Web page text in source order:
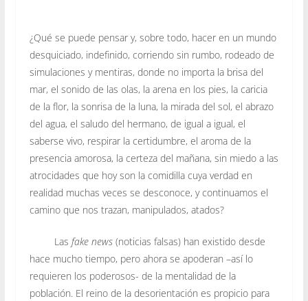
¿Qué se puede pensar y, sobre todo, hacer en un mundo
desquiciado, indefinido, corriendo sin rumbo, rodeado de
simulaciones y mentiras, donde no importa la brisa del
mar, el sonido de las olas, la arena en los pies, la caricia
de la flor, la sonrisa de la luna, la mirada del sol, el abrazo
del agua, el saludo del hermano, de igual a igual, el
saberse vivo, respirar la certidumbre, el aroma de la
presencia amorosa, la certeza del mañana, sin miedo a las
atrocidades que hoy son la comidilla cuya verdad en
realidad muchas veces se desconoce, y continuamos el
camino que nos trazan, manipulados, atados?
Las fake news(noticias falsas) han existido desde
hace mucho tiempo, pero ahora se apoderan –así lo
requieren los poderosos- de la mentalidad de la
población. El reino de la desorientación es propicio para